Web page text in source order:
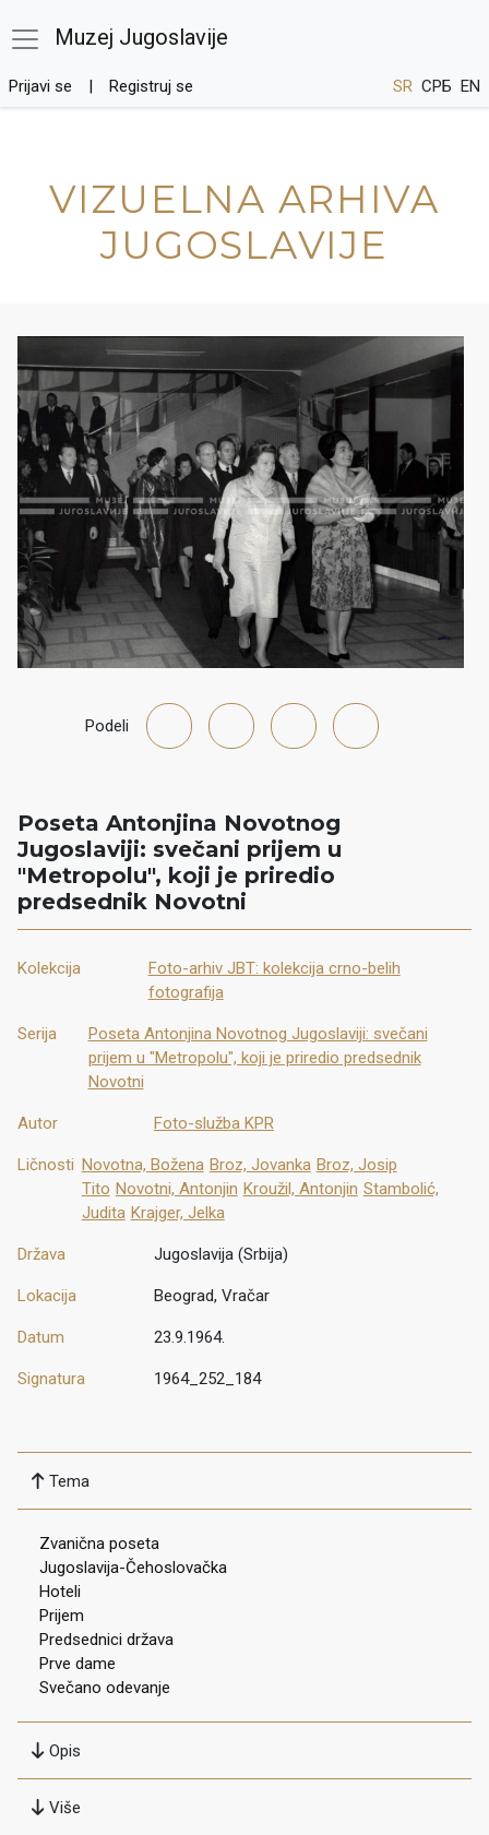
Muzej Jugoslavije
Prijavi se Registruj se SR СРБ EN
VIZUELNA ARHIVA
JUGOSLAVIJE
Podeli
Poseta Antonjina Novotnog
Jugoslaviji: svečani prijem u
"Metropolu", koji je priredio
predsednik Novotni
Kolekcija
Foto-arhiv JBT: kolekcija crno-belih
fotografija
Serija
Poseta Antonjina Novotnog Jugoslaviji: svečani
prijem u "Metropolu", koji je priredio predsednik
Novotni
Autor Foto-služba KPR
Ličnosti Novotna, Božena Broz, Jovanka Broz, Josip
Tito Novotni, Antonjin Kroužil, Antonjin Stambolić,
Judita Krajger, Jelka
Država Jugoslavija (Srbija)
Lokacija Beograd, Vračar
Datum 23.9.1964.
Signatura 1964_252_184
Tema
Zvanična poseta
Jugoslavija-Čehoslovačka
Hoteli
Prijem
Predsednici država
Prve dame
Svečano odevanje
Opis
Više